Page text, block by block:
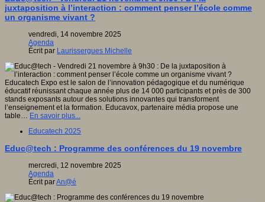
juxtaposition à l’interaction : comment penser l’école comme
un organisme vivant ?
vendredi, 14 novembre 2025
Agenda
Écrit par Laurissergues Michelle
Educatech Expo est le salon de l’innovation pédagogique et du numérique
éducatif réunissant chaque année plus de 14 000 participants et près de 300
stands exposants autour des solutions innovantes qui transforment
l’enseignement et la formation. Educavox, partenaire média propose une
table… En savoir plus...
Educatech 2025
Educ@tech : Programme des conférences du 19 novembre
mercredi, 12 novembre 2025
Agenda
Écrit parAn@é